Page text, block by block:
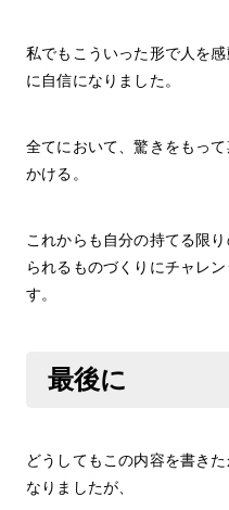
私でもこういった形で人を
に自信になりました。
全てにおいて、驚きをもっ
かける。
これからも自分の持てる限
られるものづくりにチャレ
す。
最後に
どうしてもこの内容を書き
なりましたが、